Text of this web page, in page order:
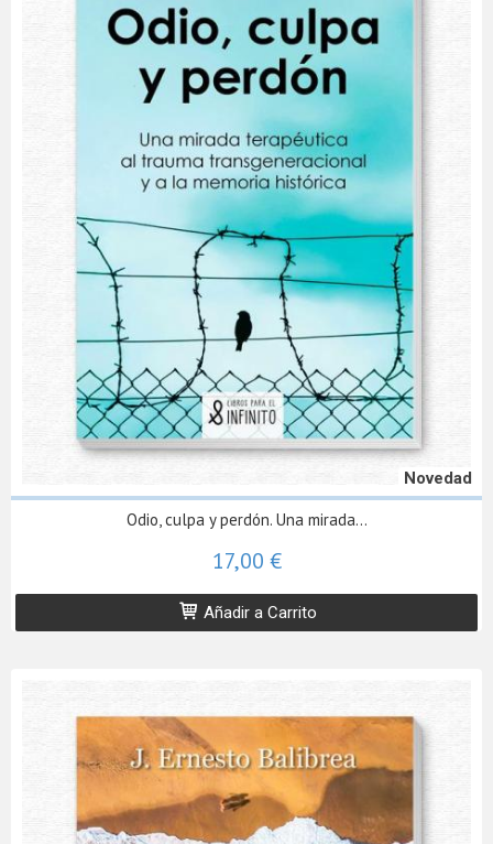
Novedad
Odio, culpa y perdón. Una mirada...
17,00 €
Añadir a Carrito